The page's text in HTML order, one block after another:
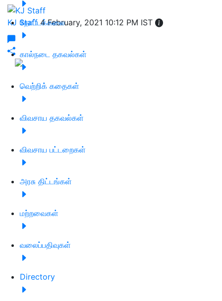
தோட்டக்கலை
கால்நடை தகவல்கள்
வெற்றிக் கதைகள்
விவசாய தகவல்கள்
விவசாய பட்டறைகள்
அரசு திட்டங்கள்
மற்றவைகள்
வலைப்பதிவுகள்
Directory
KJ Staff 4 February, 2021 10:12 PM IST